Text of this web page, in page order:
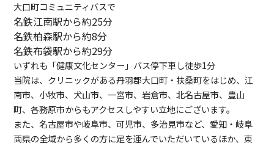
大口町コミュニティバスで
名鉄江南駅から約25分
名鉄柏森駅から約8分
名鉄布袋駅から約29分
いずれも「健康文化センター」バス停下車し徒歩1分
当院は、クリニックがある丹羽郡大口町・扶桑町をはじめ、江
南市、小牧市、犬山市、一宮市、岩倉市、北名古屋市、豊山
町、各務原市からもアクセスしやすい立地にございます。
また、名古屋市や岐阜市、可児市、多治見市など、愛知・岐阜
両県の全域から多くの方に足を運んでいただいているほか、東